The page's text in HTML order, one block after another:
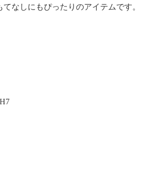
なしにもぴったりのアイテムです。